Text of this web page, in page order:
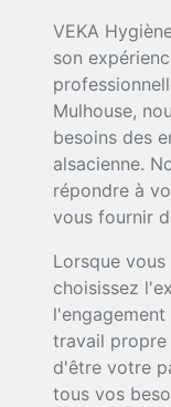
VEKA
son
Mulhouse,
besoins des
alsacienne.
répondre à
vous fournir
Lorsque
choisissez
travail propre
d'être votre
tous vos